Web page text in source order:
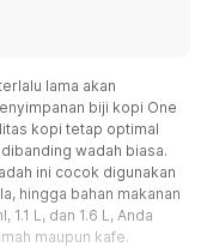
lama akan
biji kopi One
kopi tetap optimal
wadah biasa.
ini cocok digunakan
hingga bahan makanan
L, dan 1.6 L, Anda
maupun kafe.